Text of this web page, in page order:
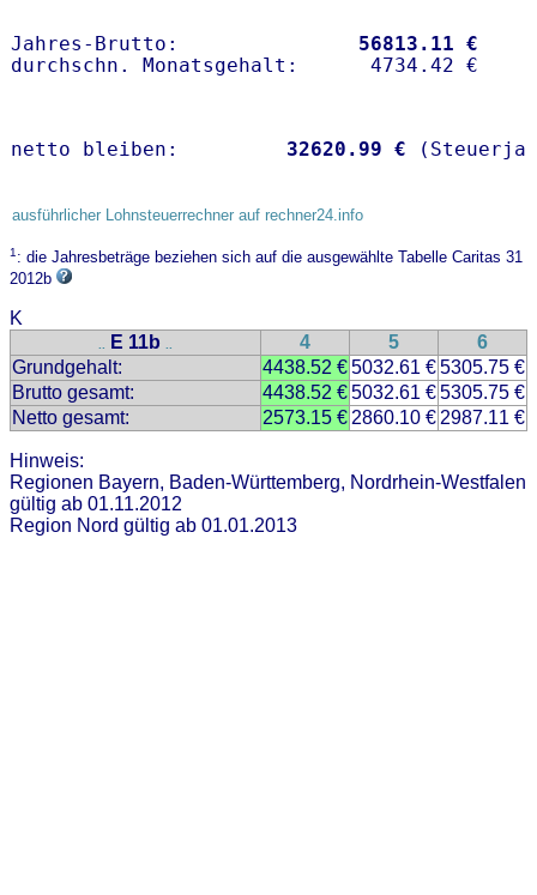
Jahres-Brutto: 56813.11 €
netto bleiben: 32620.99 €
ausführlicher Lohnsteuerrechner auf rechner24.info
1: die Jahresbeträge beziehen sich auf die ausgewählte Tabelle Caritas 31
2012b
K
.. E 11b .. 4 5
6
Grundgehalt:
4438.52 €5032.61 €5305.75 €
Brutto gesamt:
4438.52 €5032.61 €5305.75 €
Netto gesamt:
2573.15 € 2860.10 € 2987.11 €
Hinweis:
Regionen Bayern, Baden-Württemberg, Nordrhein-Westfalen
gültig ab 01.11.2012
Region Nord gültig ab 01.01.2013